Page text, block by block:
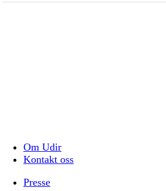
Om Udir
Kontakt oss
Presse